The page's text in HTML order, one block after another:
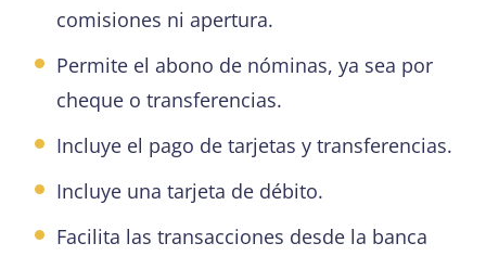
comisiones ni apertura.
Permite el abono de nóminas, ya sea por
cheque o transferencias.
Incluye el pago de tarjetas y transferencias.
Incluye una tarjeta de débito.
Facilita las transacciones desde la banca